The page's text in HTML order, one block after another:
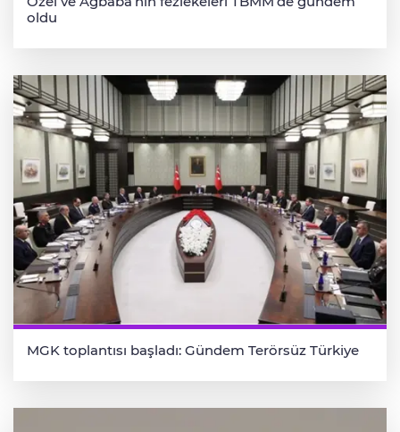
oldu
MGK toplantısı başladı: Gündem Terörsüz Türkiye